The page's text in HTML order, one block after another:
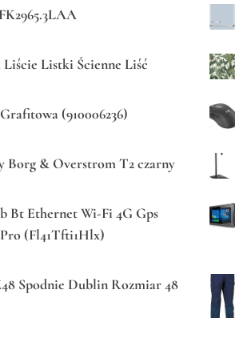
Listki Ścienne Liść
(910006236)
Borg & Overstrom T2 czarny
Bt Ethernet Wi-Fi 4G Gps
(Fl41Tfti1Hlx)
Spodnie Dublin Rozmiar 48